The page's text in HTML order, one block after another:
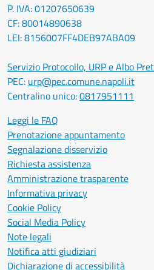
P. IVA: 01207650639
CF: 80014890638
LEI: 8156007FF4DEB97ABA09
Servizio Protocollo, URP e Albo
PEC: urp@pec.comune.napoli.it
Centralino unico:0817951111
Leggi le FAQ
Prenotazione appuntamento
Segnalazione disservizio
Richiesta assistenza
Amministrazione trasparente
Informativa privacy
Cookie Policy
Social Media Policy
Note legali
Notifica atti giudiziari
Dichiarazione di accessibilità